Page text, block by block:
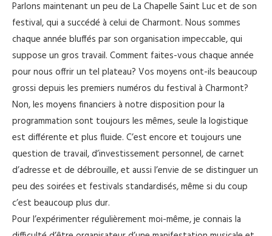
Parlons maintenant un peu de La Chapelle Saint Luc et de son
festival, qui a succédé à celui de Charmont. Nous sommes
chaque année bluffés par son organisation impeccable, qui
suppose un gros travail. Comment faites-vous chaque année
pour nous offrir un tel plateau? Vos moyens ont-ils beaucoup
grossi depuis les premiers numéros du festival à Charmont?
Non, les moyens financiers à notre disposition pour la
programmation sont toujours les mêmes, seule la logistique
est différente et plus fluide. C’est encore et toujours une
question de travail, d’investissement personnel, de carnet
d’adresse et de débrouille, et aussi l’envie de se distinguer un
peu des soirées et festivals standardisés, même si du coup
c’est beaucoup plus dur.
Pour l’expérimenter régulièrement moi-même, je connais la